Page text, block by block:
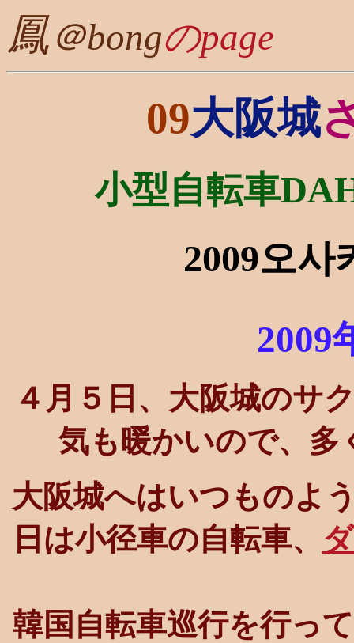
鳳＠bongのpage
09大阪城
小型自転車
2009오사
2009
４月５日、大阪城のサ
気も暖かいので、多
大阪城へはいつものよ
日は小径車の自転車、
韓国自転車巡行を行っ